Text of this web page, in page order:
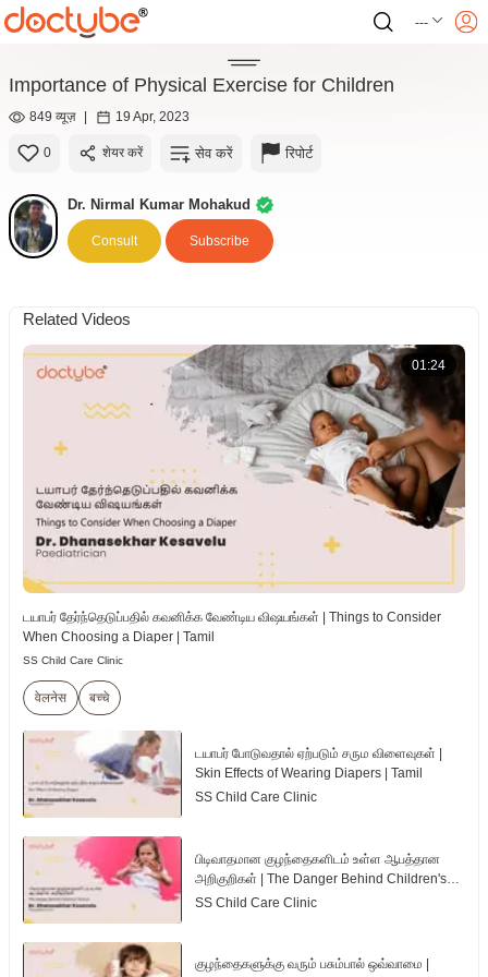
---
Importance of Physical Exercise for Children
849 व्यूज़ | 19 Apr, 2023
0 शेयर करें सेव करें रिपोर्ट
Dr. Nirmal Kumar Mohakud
Consult Subscribe
Related Videos
01:24
டயாபர் தேர்ந்தெடுப்பதில் கவனிக்க வேண்டிய விஷயங்கள் | Things to Consider
When Choosing a Diaper | Tamil
SS Child Care Clinic
वेलनेस बच्चे
டயாபர் போடுவதால் ஏற்படும் சரும விளைவுகள் |
Skin Effects of Wearing Diapers | Tamil
SS Child Care Clinic
பிடிவாதமான குழந்தைகளிடம் உள்ள ஆபத்தான
அறிகுறிகள் | The Danger Behind Children's
Tantrum | Tamil
SS Child Care Clinic
குழந்தைகளுக்கு வரும் பசும்பால் ஒவ்வாமை |